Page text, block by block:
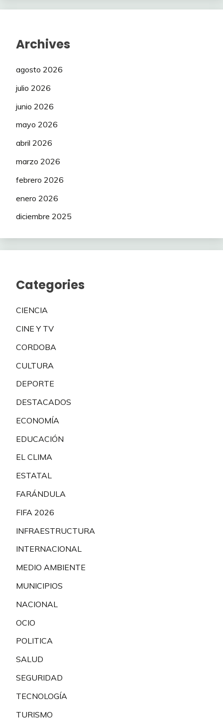
Archives
agosto 2026
julio 2026
junio 2026
mayo 2026
abril 2026
marzo 2026
febrero 2026
enero 2026
diciembre 2025
Categories
CIENCIA
CINE Y TV
CORDOBA
CULTURA
DEPORTE
DESTACADOS
ECONOMÍA
EDUCACIÓN
EL CLIMA
ESTATAL
FARÁNDULA
FIFA 2026
INFRAESTRUCTURA
INTERNACIONAL
MEDIO AMBIENTE
MUNICIPIOS
NACIONAL
OCIO
POLITICA
SALUD
SEGURIDAD
TECNOLOGÍA
TURISMO